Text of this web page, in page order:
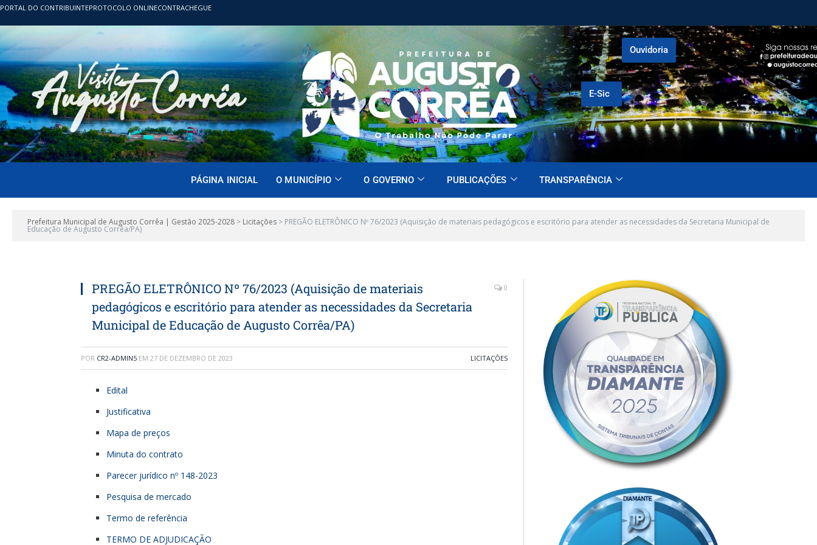
PORTAL DO CONTRIBUINTEPROTOCOLO ONLINECONTRACHEGUE
E-Sic
Ouvidoria
PÁGINA INICIAL O MUNICÍPIO O GOVERNO PUBLICAÇÕES TRANSPARÊNCIA
Prefeitura Municipal de Augusto Corrêa | Gestão 2025-2028 > Licitações > PREGÃO ELETRÔNICO Nº 76/2023 (Aquisição de materiais pedagógicos e escritório para atender as necessidades da Secretaria Municipal de
Educação de Augusto Corrêa/PA)
PREGÃO ELETRÔNICO Nº 76/2023 (Aquisição de materiais
pedagógicos e escritório para atender as necessidades da Secretaria
Municipal de Educação de Augusto Corrêa/PA)
0
POR CR2-ADMIN5 EM 27 DE DEZEMBRO DE 2023 LICITAÇÕES
Edital
Justificativa
Mapa de preços
Minuta do contrato
Parecer jurídico nº 148-2023
Pesquisa de mercado
Termo de referência
TERMO DE ADJUDICAÇÃO